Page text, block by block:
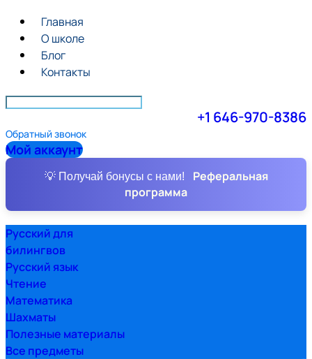
Главная
О школе
Блог
Контакты
+1 646-970-8386
Обратный звонок
Мой аккаунт
💡 Получай бонусы с нами!
Реферальная
программа
Русский для
билингвов
Русский язык
Чтение
Математика
Шахматы
Полезные материалы
Все предметы